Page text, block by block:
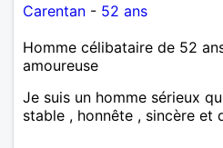
Carentan - 52 ans
Homme célibataire de 52
amoureuse
Je suis un homme sérieux
stable , honnête , sincère et